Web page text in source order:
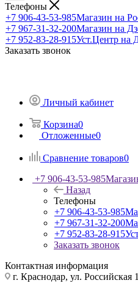
Телефоны
+7 906-43-53-985Магазин на
+7 967-31-32-200Магазин на
+7 952-83-28-915Уст.Центр на
Заказать звонок
Личный кабинет
Корзина0
Отложенные0
Сравнение товаров0
+7 906-43-53-985
Назад
Телефоны
+7 906-43-53-985
+7 967-31-32-200
+7 952-83-28-915
Заказать звонок
Контактная информация
г. Краснодар, ул. Российская